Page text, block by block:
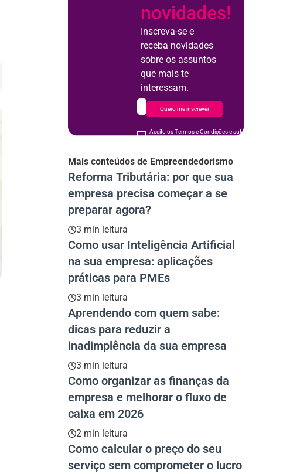
novidades!
Inscreva-se e
receba novidades
sobre os assuntos
que mais te
interessam.
Aceito os Termos e Condições e autorizo o uso de meus
Quero me inscrever
Mais conteúdos de Empreendedorismo
Reforma Tributária: por que sua
empresa precisa começar a se
preparar agora?
3 min leitura
Como usar Inteligência Artificial
na sua empresa: aplicações
práticas para PMEs
3 min leitura
Aprendendo com quem sabe:
dicas para reduzir a
inadimplência da sua empresa
3 min leitura
Como organizar as finanças da
empresa e melhorar o fluxo de
caixa em 2026
2 min leitura
Como calcular o preço do seu
serviço sem comprometer o lucro